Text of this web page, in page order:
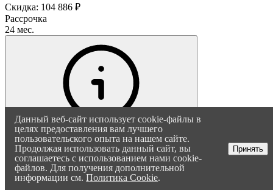
Скидка: 104 886 ₽
Рассрочка
24 мес.
Данный веб-сайт использует cookie-файлы в
целях предоставления вам лучшего
пользовательского опыта на нашем сайте.
Продолжая использовать данный сайт, вы
соглашаетесь с использованием нами cookie-
файлов. Для получения дополнительной
информации см.Политика Cookie.
Принять